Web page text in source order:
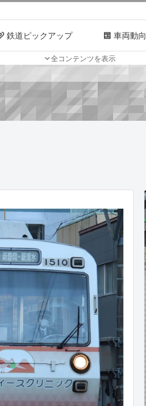
全コンテンツを表示
鉄道ピックアップ 車両動向
路線探訪 ルール